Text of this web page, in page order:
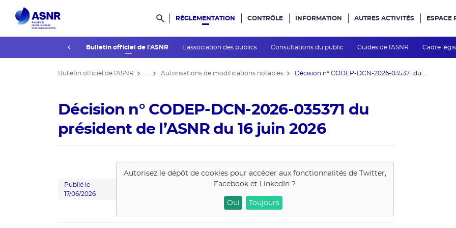
Rechercher dans le site
RÉGLEMENTATION
La réglementation Bulletin officiel de l'ASNR L’association des publics Consultations du public Guides de l'ASNR Cadre
CONTRÔLE INFORMATION AUTRES ACTIVITÉS ESPACE
Bulletin officiel de l'ASNR Autorisations de modifications notables Décision n° CODEP-DCN-2026-035371 du ...
Décision n° CODEP-DCN-2026-035371 du
président de l’ASNR du 16 juin 2026
Publié le
17/06/2026
Autorisez le dépôt de cookies pour accéder aux fonctionnalités de
Twitter,
Facebook et LinkedIn ?
Oui Toujours